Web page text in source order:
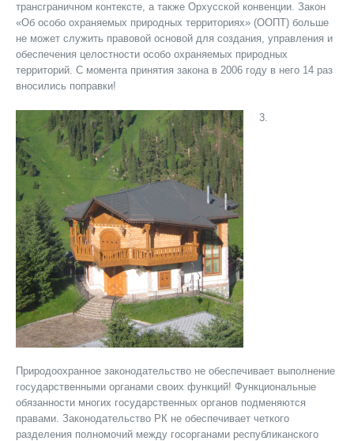
трансграничном контексте, а также Орхусской конвенции. Закон
«Об особо охраняемых природных территориях» (ООПТ) больше
не может служить правовой основой для создания, управления и
обеспечения целостности особо охраняемых природных
территорий. С момента принятия закона в 2006 году в него 14 раз
вносились поправки!
3.
Природоохранное законодательство не обеспечивает выполнение
государственными органами своих функций! Функциональные
обязанности многих государственных органов подменяются
правами. Законодательство РК не обеспечивает четкого
разделения полномочий между госорганами республиканского